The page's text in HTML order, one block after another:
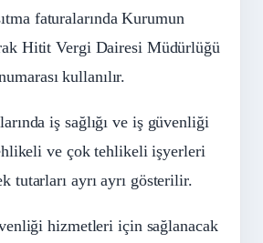
faturalarında Kurumun
Hitit Vergi Dairesi Müdürlüğü
kullanılır.
iş sağlığı ve iş güvenliği
ve çok tehlikeli işyerleri
tutarları ayrı ayrı gösterilir.
hizmetleri için sağlanacak